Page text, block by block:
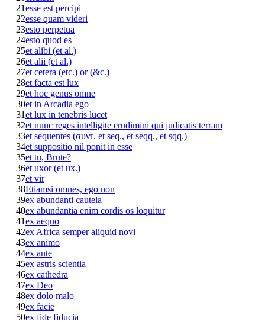
21esse est percipi
22esse quam videri
23esto perpetua
24esto quod es
25et alibi (et al.)
26et alii (et al.)
27et cetera (etc.) or (&c.)
28et facta est lux
29et hoc genus omne
30et in Arcadia ego
31et lux in tenebris lucet
32et nunc reges intelligite erudimini qui judicatis terram
33et sequentes (συντ. et seq., et seqq., et sqq.)
34et suppositio nil ponit in esse
35et tu, Brute?
36et uxor (et ux.)
37et vir
38Etiamsi omnes, ego non
39ex abundanti cautela
40ex abundantia enim cordis os loquitur
41ex aequo
42ex Africa semper aliquid novi
43ex animo
44ex ante
45ex astris scientia
46ex cathedra
47ex Deo
48ex dolo malo
49ex facie
50ex fide fiducia